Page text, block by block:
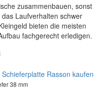
zusammenbauen, sonst
Laufverhalten schwer
bieten die meisten
fachgerecht erledigen.
38 mm